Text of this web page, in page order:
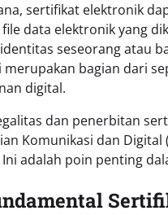
sertifikat elektronik
data elektronik yang
seseorang atau
merupakan bagian dari
digital.
dan penerbitan
Komunikasi dan
adalah poin penting